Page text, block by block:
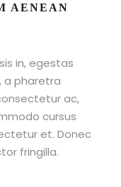
AENEAN
in, egestas
a pharetra
ac,
cursus
et. Donec
fringilla.